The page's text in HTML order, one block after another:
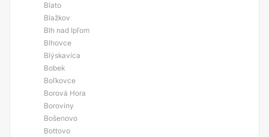
Blato
Blažkov
Blh nad Ipľom
Blhovce
Blýskavica
Bobek
Boľkovce
Borová Hora
Boroviny
Bošenovo
Bottovo